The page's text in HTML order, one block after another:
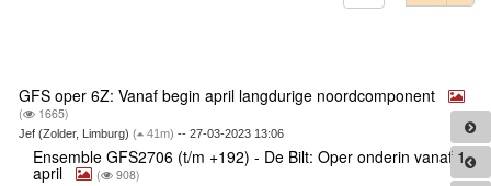
GFS oper 6Z: Vanaf begin april langdurige noordcomponent
( 1665)
Jef (Zolder, Limburg) ( 41m) -- 27-03-2023 13:06
Ensemble GFS2706 (t/m +192) - De Bilt: Oper onderin vanaf 1
april ( 908)